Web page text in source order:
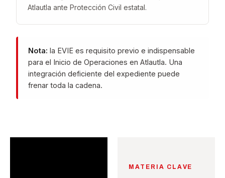
Atlautla ante Protección Civil estatal.
Nota: la EVIE es requisito previo e indispensable
para el Inicio de Operaciones en Atlautla. Una
integración deficiente del expediente puede
frenar toda la cadena.
MATERIA CLAVE